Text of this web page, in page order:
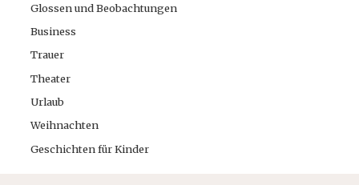
Glossen und Beobachtungen
Business
Trauer
Theater
Urlaub
Weihnachten
Geschichten für Kinder